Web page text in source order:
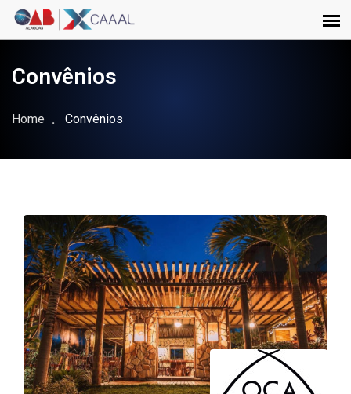
Convênios
Home Convênios